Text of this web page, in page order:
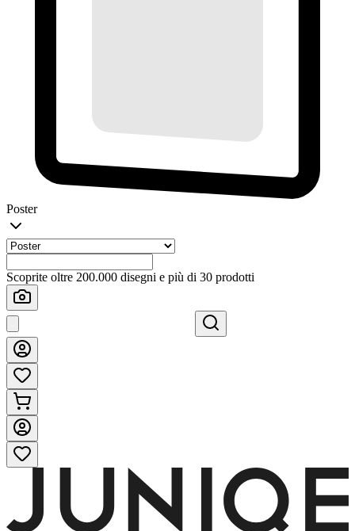
Poster
Scoprite oltre 200.000 disegni e più di 30 prodotti